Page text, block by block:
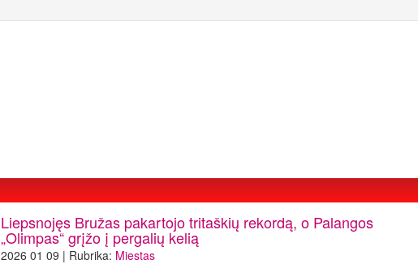
Liepsnojęs Bružas pakartojo tritaškių rekordą, o Palangos
„Olimpas“ grįžo į pergalių kelią
2026 01 09 | Rubrika: Miestas